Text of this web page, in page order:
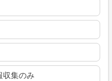
収集のみ